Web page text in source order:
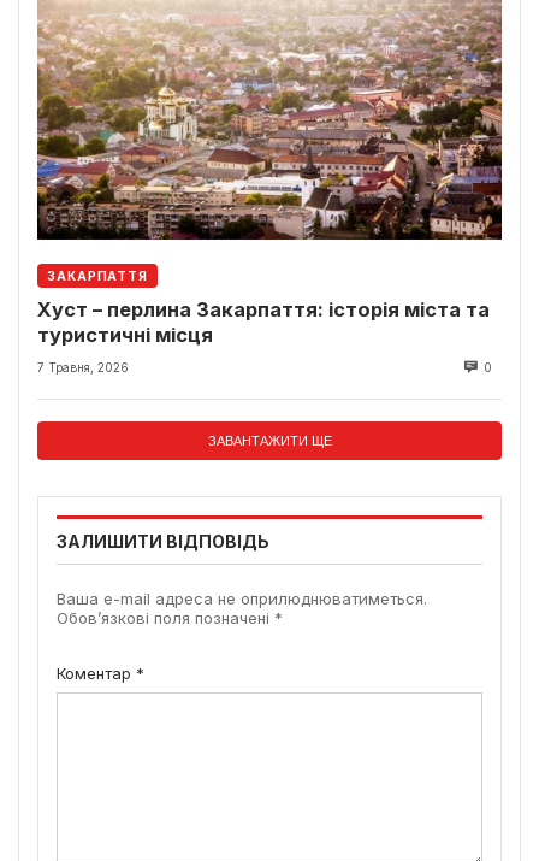
ЗАКАРПАТТЯ
Хуст – перлина Закарпаття: історія міста та
туристичні місця
7 Травня, 2026 0
ЗАВАНТАЖИТИ ЩЕ
ЗАЛИШИТИ ВІДПОВІДЬ
Ваша e-mail адреса не оприлюднюватиметься.
Обов’язкові поля позначені *
Коментар *